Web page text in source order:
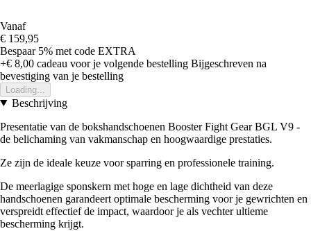
Vanaf
€ 159,95
Bespaar 5% met code EXTRA
+€ 8,00 cadeau voor je volgende bestelling Bijgeschreven na
bevestiging van je bestelling
Loading...
Beschrijving
Presentatie van de bokshandschoenen Booster Fight Gear BGL V9 -
de belichaming van vakmanschap en hoogwaardige prestaties.
Ze zijn de ideale keuze voor sparring en professionele training.
De meerlagige sponskern met hoge en lage dichtheid van deze
handschoenen garandeert optimale bescherming voor je gewrichten en
verspreidt effectief de impact, waardoor je als vechter ultieme
bescherming krijgt.